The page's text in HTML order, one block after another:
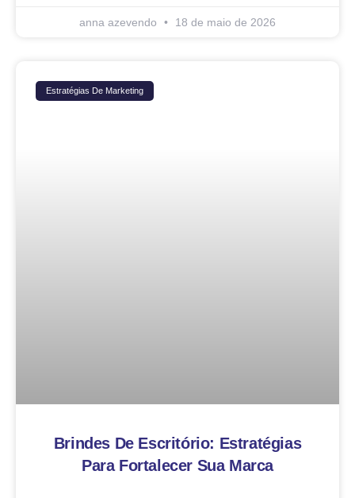
anna azevendo 18 de maio de 2026
Estratégias De Marketing
Brindes De Escritório: Estratégias
Para Fortalecer Sua Marca